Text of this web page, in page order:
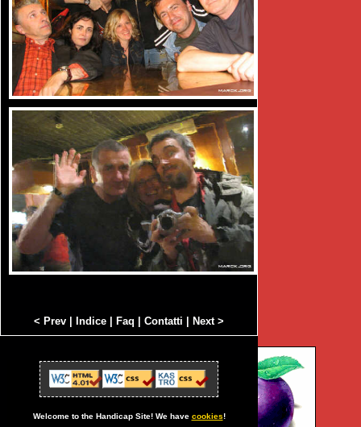
< Prev Indice Faq Contatti Next >
Welcome to the Handicap Site! We have cookies!